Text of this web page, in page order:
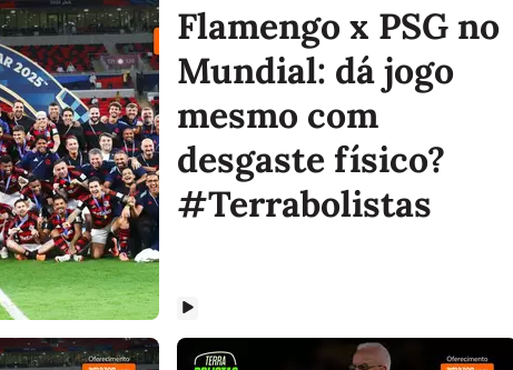
Flamengo x PSG no
Mundial: dá jogo
mesmo com
desgaste físico?
#Terrabolistas